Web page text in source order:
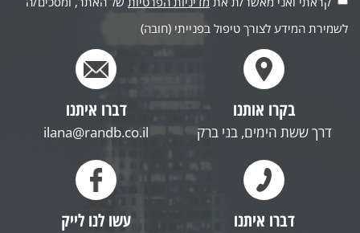
לשמירת המידע לצורך טיפול בפנייתי (חובה)
בקרו אותנו
דרך ששת הימים, בני ברק
דברו איתנו
ilana@randb.co.il
דברו איתנו עשו לנו לייק